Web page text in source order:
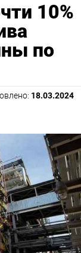
10%
по
18.03.2024